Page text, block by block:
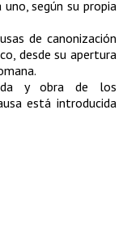
según su propia
de canonización
desde su apertura
y obra de los
está introducida